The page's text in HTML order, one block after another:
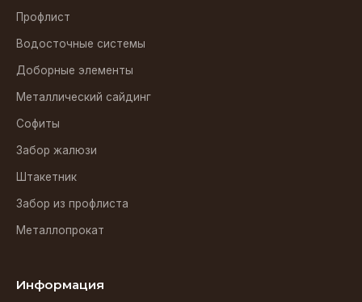
Профлист
Водосточные системы
Доборные элементы
Металлический сайдинг
Софиты
Забор жалюзи
Штакетник
Забор из профлиста
Металлопрокат
Информация